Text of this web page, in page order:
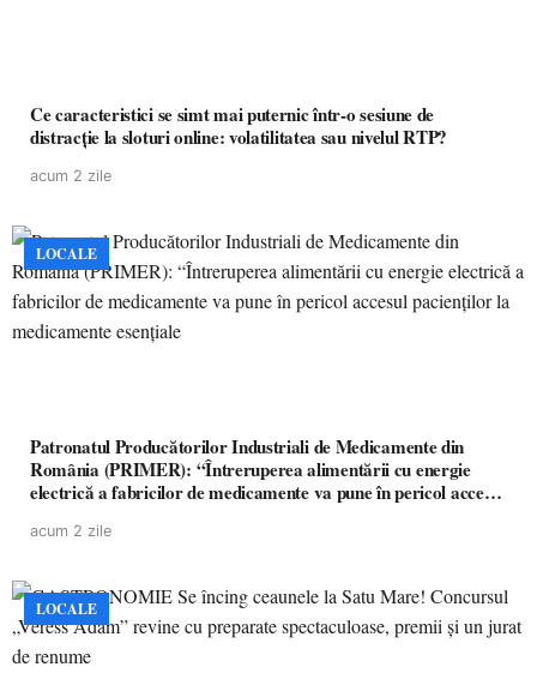
Ce caracteristici se simt mai puternic într-o sesiune de
distracție la sloturi online: volatilitatea sau nivelul RTP?
acum 2 zile
LOCALE
Patronatul Producătorilor Industriali de Medicamente din
România (PRIMER): “Întreruperea alimentării cu energie
electrică a fabricilor de medicamente va pune în pericol accesul
acum 2 zile
LOCALE